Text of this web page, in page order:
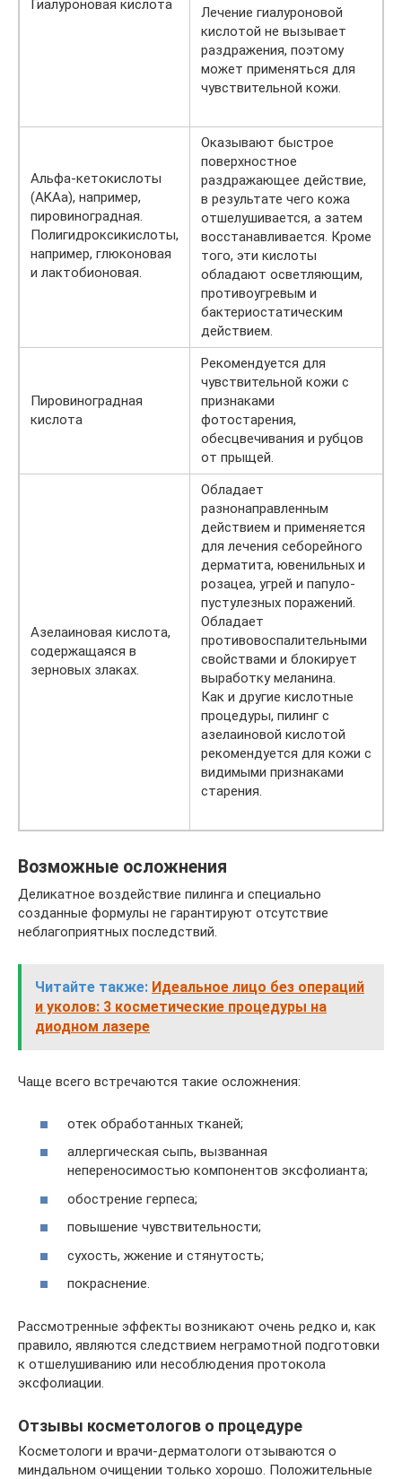
Гиалуроновая кислота
Лечение гиалуроновой
кислотой не вызывает
раздражения, поэтому
может применяться для
чувствительной кожи.
Альфа-кетокислоты
(AKAa), например,
пировиноградная.
Полигидроксикислоты,
например, глюконовая
и лактобионовая.
Оказывают быстрое
поверхностное
раздражающее действие,
в результате чего кожа
отшелушивается, а затем
восстанавливается. Кроме
того, эти кислоты
обладают осветляющим,
противоугревым и
бактериостатическим
действием.
Пировиноградная
кислота
Рекомендуется для
чувствительной кожи с
признаками
фотостарения,
обесцвечивания и рубцов
от прыщей.
Азелаиновая кислота,
содержащаяся в
зерновых злаках.
Обладает
разнонаправленным
действием и применяется
для лечения себорейного
дерматита, ювенильных и
розацеа, угрей и папуло-
пустулезных поражений.
Обладает
противовоспалительными
свойствами и блокирует
выработку меланина.
Как и другие кислотные
процедуры, пилинг с
азелаиновой кислотой
рекомендуется для кожи с
видимыми признаками
старения.
Возможные осложнения
Деликатное воздействие пилинга и специально
созданные формулы не гарантируют отсутствие
неблагоприятных последствий.
Читайте также: Идеальное лицо без операций
и уколов: 3 косметические процедуры на
диодном лазере
Чаще всего встречаются такие осложнения:
отек обработанных тканей;
аллергическая сыпь, вызванная
непереносимостью компонентов эксфолианта;
обострение герпеса;
повышение чувствительности;
сухость, жжение и стянутость;
покраснение.
Рассмотренные эффекты возникают очень редко и, как
правило, являются следствием неграмотной подготовки
к отшелушиванию или несоблюдения протокола
эксфолиации.
Отзывы косметологов о процедуре
Косметологи и врачи-дерматологи отзываются о
миндальном очищении только хорошо. Положительные